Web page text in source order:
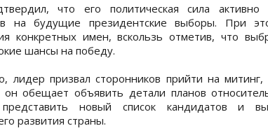
что его политическая сила
на будущие президентские выборы. При
конкретных имен, вскользь отметив, что
шансы на победу.
лидер призвал сторонников прийти на
обещает объявить детали планов
новый список кандидатов и
развития страны.